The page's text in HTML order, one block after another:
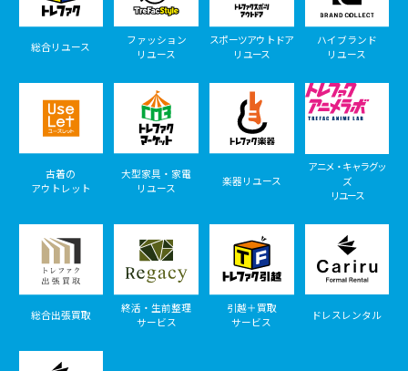
総合リユース
ファッション
リユース
スポーツアウトドア
リユース
ハイブランド
リユース
古着の
アウトレット
大型家具・家電
リユース
楽器リユース
アニメ・キャラグッ
ズ
リユース
総合出張買取
終活・生前整理
サービス
引越＋買取
サービス
ドレスレンタル